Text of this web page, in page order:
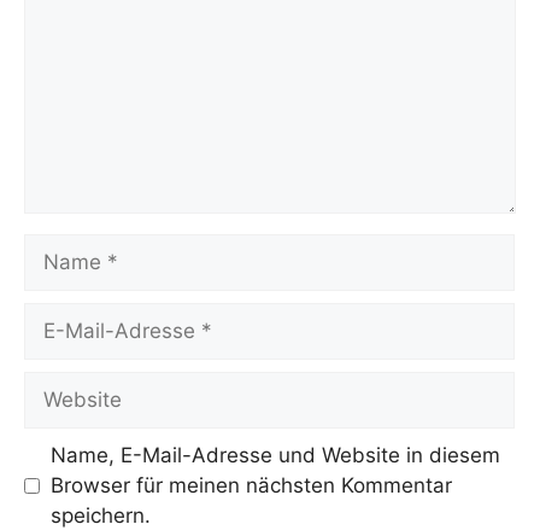
Mail-
Name, E-Mail-Adresse und Website in diesem
Browser für meinen nächsten Kommentar
speichern.